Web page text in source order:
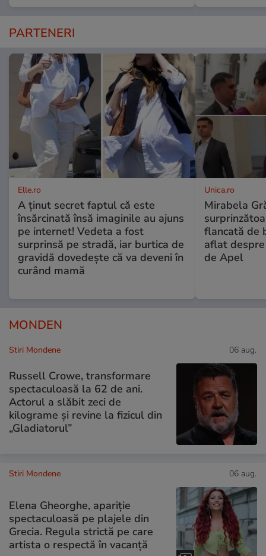
PARTENERI
Elle.ro
A ținut secret faptul că este
însărcinată însă imaginile au ajuns
pe internet! Vedeta a fost
surprinsă pe stradă, iar burtica de
gravidă dovedește că va deveni în
curând mamă
Unica.ro
Mirabela
flancată de
aflat
de Apel
MONDEN
Stiri Mondene 06 aug.
Russell Crowe, transformare
spectaculoasă la 62 de ani.
Actorul a slăbit zeci de
kilograme și revine la fizicul din
„Gladiatorul”
Stiri Mondene 06 aug.
Elena Gheorghe, apariție
spectaculoasă pe plajele din
Grecia. Regula strictă pe care
artista o respectă în vacanță